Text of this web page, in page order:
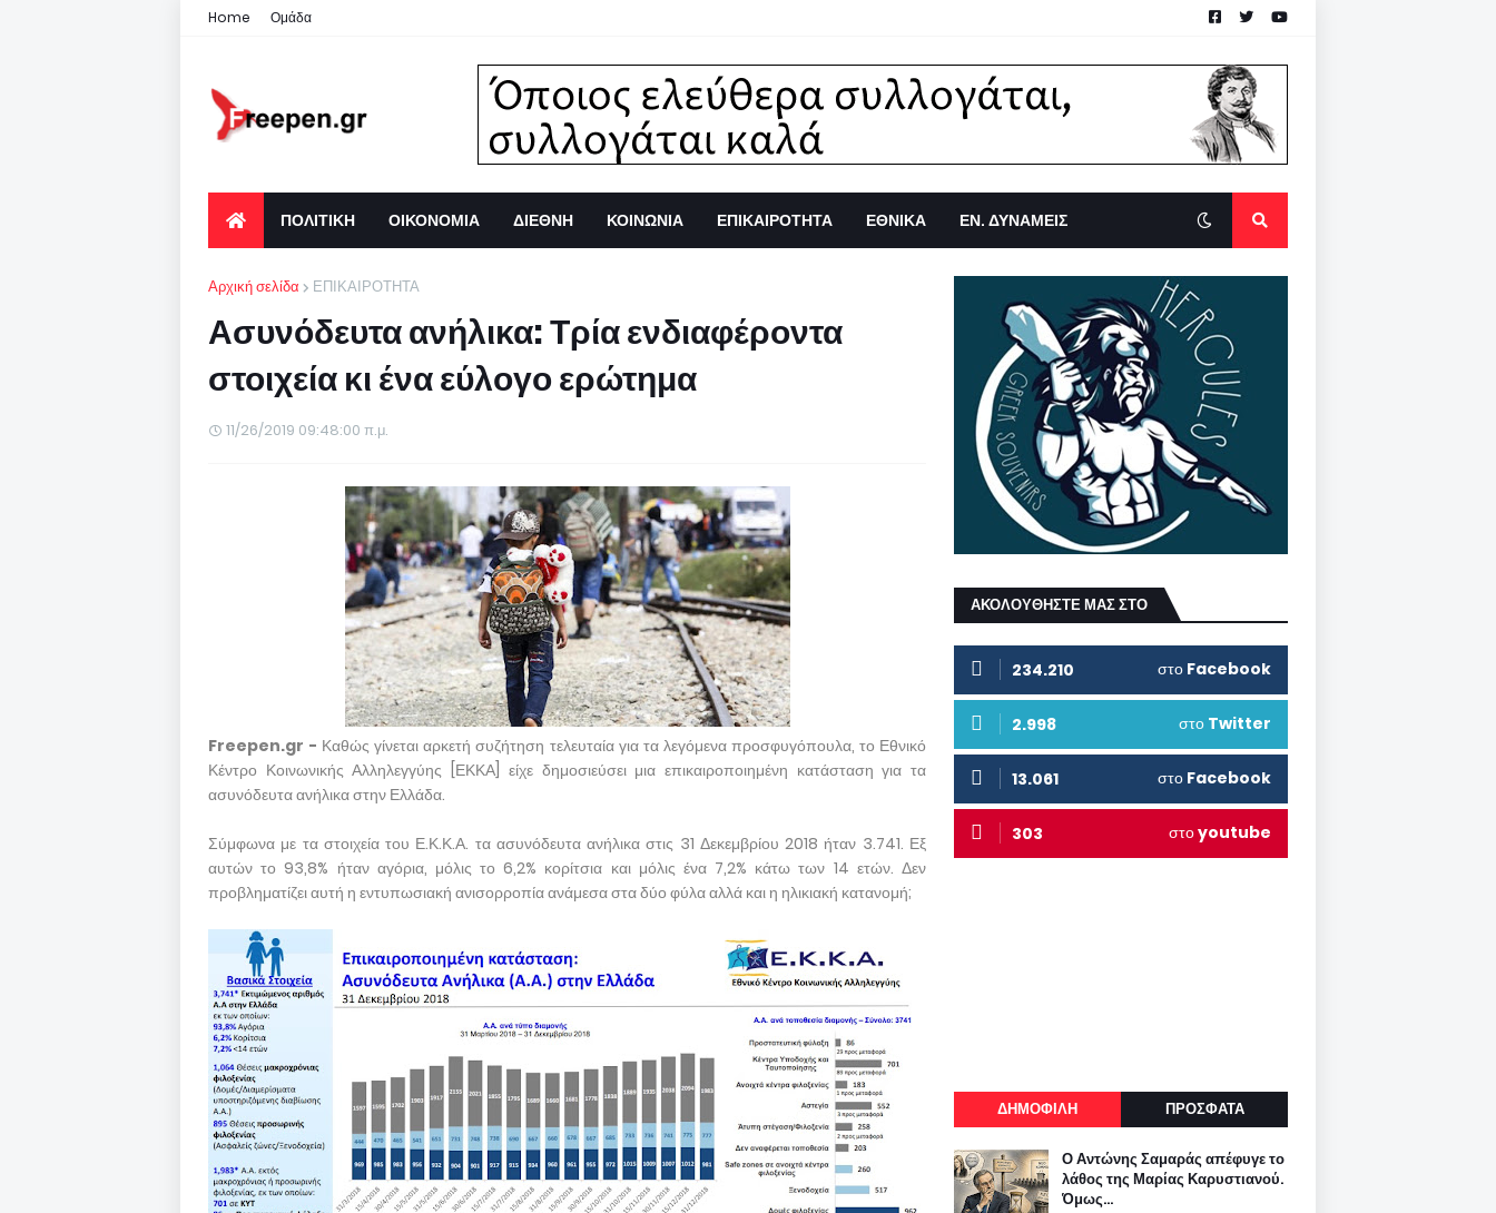
Home Ομάδα
ΠΟΛΙΤΙΚΗ ΟΙΚΟΝΟΜΙΑ ΔΙΕΘΝΗ ΚΟΙΝΩΝΙΑ ΕΠΙΚΑΙΡΟΤΗΤΑ ΕΘΝΙΚΑ ΕΝ. ΔΥΝΑΜΕΙΣ
Αρχική σελίδα ΕΠΙΚΑΙΡΟΤΗΤΑ
Ασυνόδευτα ανήλικα: Τρία ενδιαφέροντα
στοιχεία κι ένα εύλογο ερώτημα
11/26/2019 09:48:00 π.μ.
Freepen.gr - Καθώς γίνεται αρκετή συζήτηση τελευταία για τα λεγόμενα προσφυγόπουλα, το Εθνικό
Κέντρο Κοινωνικής Αλληλεγγύης [ΕΚΚΑ] είχε δημοσιεύσει μια επικαιροποιημένη κατάσταση για τα
ασυνόδευτα ανήλικα στην Ελλάδα.
Σύμφωνα με τα στοιχεία του Ε.Κ.Κ.Α. τα ασυνόδευτα ανήλικα στις 31 Δεκεμβρίου 2018 ήταν 3.741. Εξ
αυτών το 93,8% ήταν αγόρια, μόλις το 6,2% κορίτσια και μόλις ένα 7,2% κάτω των 14 ετών. Δεν
προβληματίζει αυτή η εντυπωσιακή ανισορροπία ανάμεσα στα δύο φύλα αλλά και η ηλικιακή κατανομή;
ΑΚΟΛΟΥΘΗΣΤΕ ΜΑΣ ΣΤΟ
234.210 στο Facebook
2.998 στο Twitter
13.061 στο Facebook
303 στοyoutube
ΔΗΜΟΦΙΛΗ ΠΡΟΣΦΑΤΑ
Ο Αντώνης Σαμαράς απέφυγε το
λάθος της Μαρίας Καρυστιανού.
Όμως...